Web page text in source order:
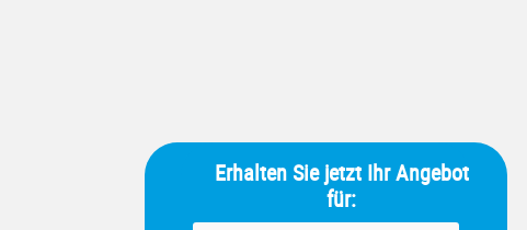
Erhalten Sie jetzt Ihr Angebot
für: